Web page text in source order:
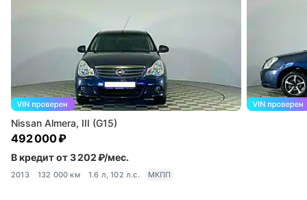
Nissan Almera, III (G15)
492 000 ₽
В кредит от 3 202 ₽/мес.
2013 132 000 км 1.6 л, 102 л.с. МКПП